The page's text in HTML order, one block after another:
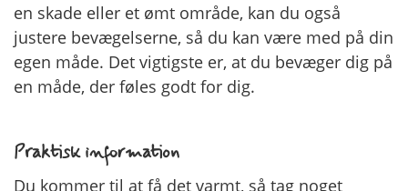
en skade eller et ømt område, kan du også
justere bevægelserne, så du kan være med på din
egen måde. Det vigtigste er, at du bevæger dig på
en måde, der føles godt for dig.
Praktisk information
Du kommer til at få det varmt, så tag noget